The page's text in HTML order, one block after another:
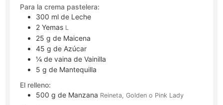
Para la crema pastelera:
300 ml de Leche
2 Yemas L
25 g de Maicena
45 g de Azúcar
¼ de vaina de Vainilla
5 g de Mantequilla
El relleno:
500 g de Manzana Reineta, Golden o Pink Lady